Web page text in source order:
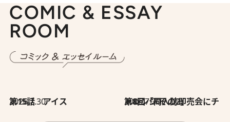
COMIC & ESSAY
ROOM
2026.7.30
第15話 アイス 2026.7.30
第8回「同人誌即売会にチャレンジ その2」